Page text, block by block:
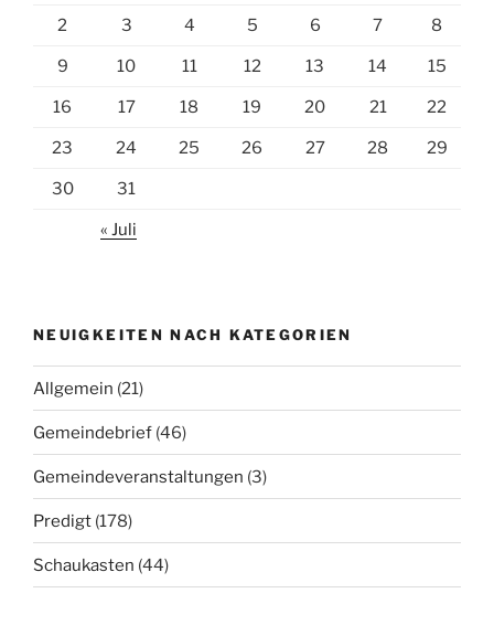
2 3 4 5 6 7 8
9 10 11 12 13 14 15
16 17 18 19 20 21 22
23 24 25 26 27 28 29
30 31
« Juli
NEUIGKEITEN NACH KATEGORIEN
Allgemein (21)
Gemeindebrief (46)
Gemeindeveranstaltungen (3)
Predigt (178)
Schaukasten (44)